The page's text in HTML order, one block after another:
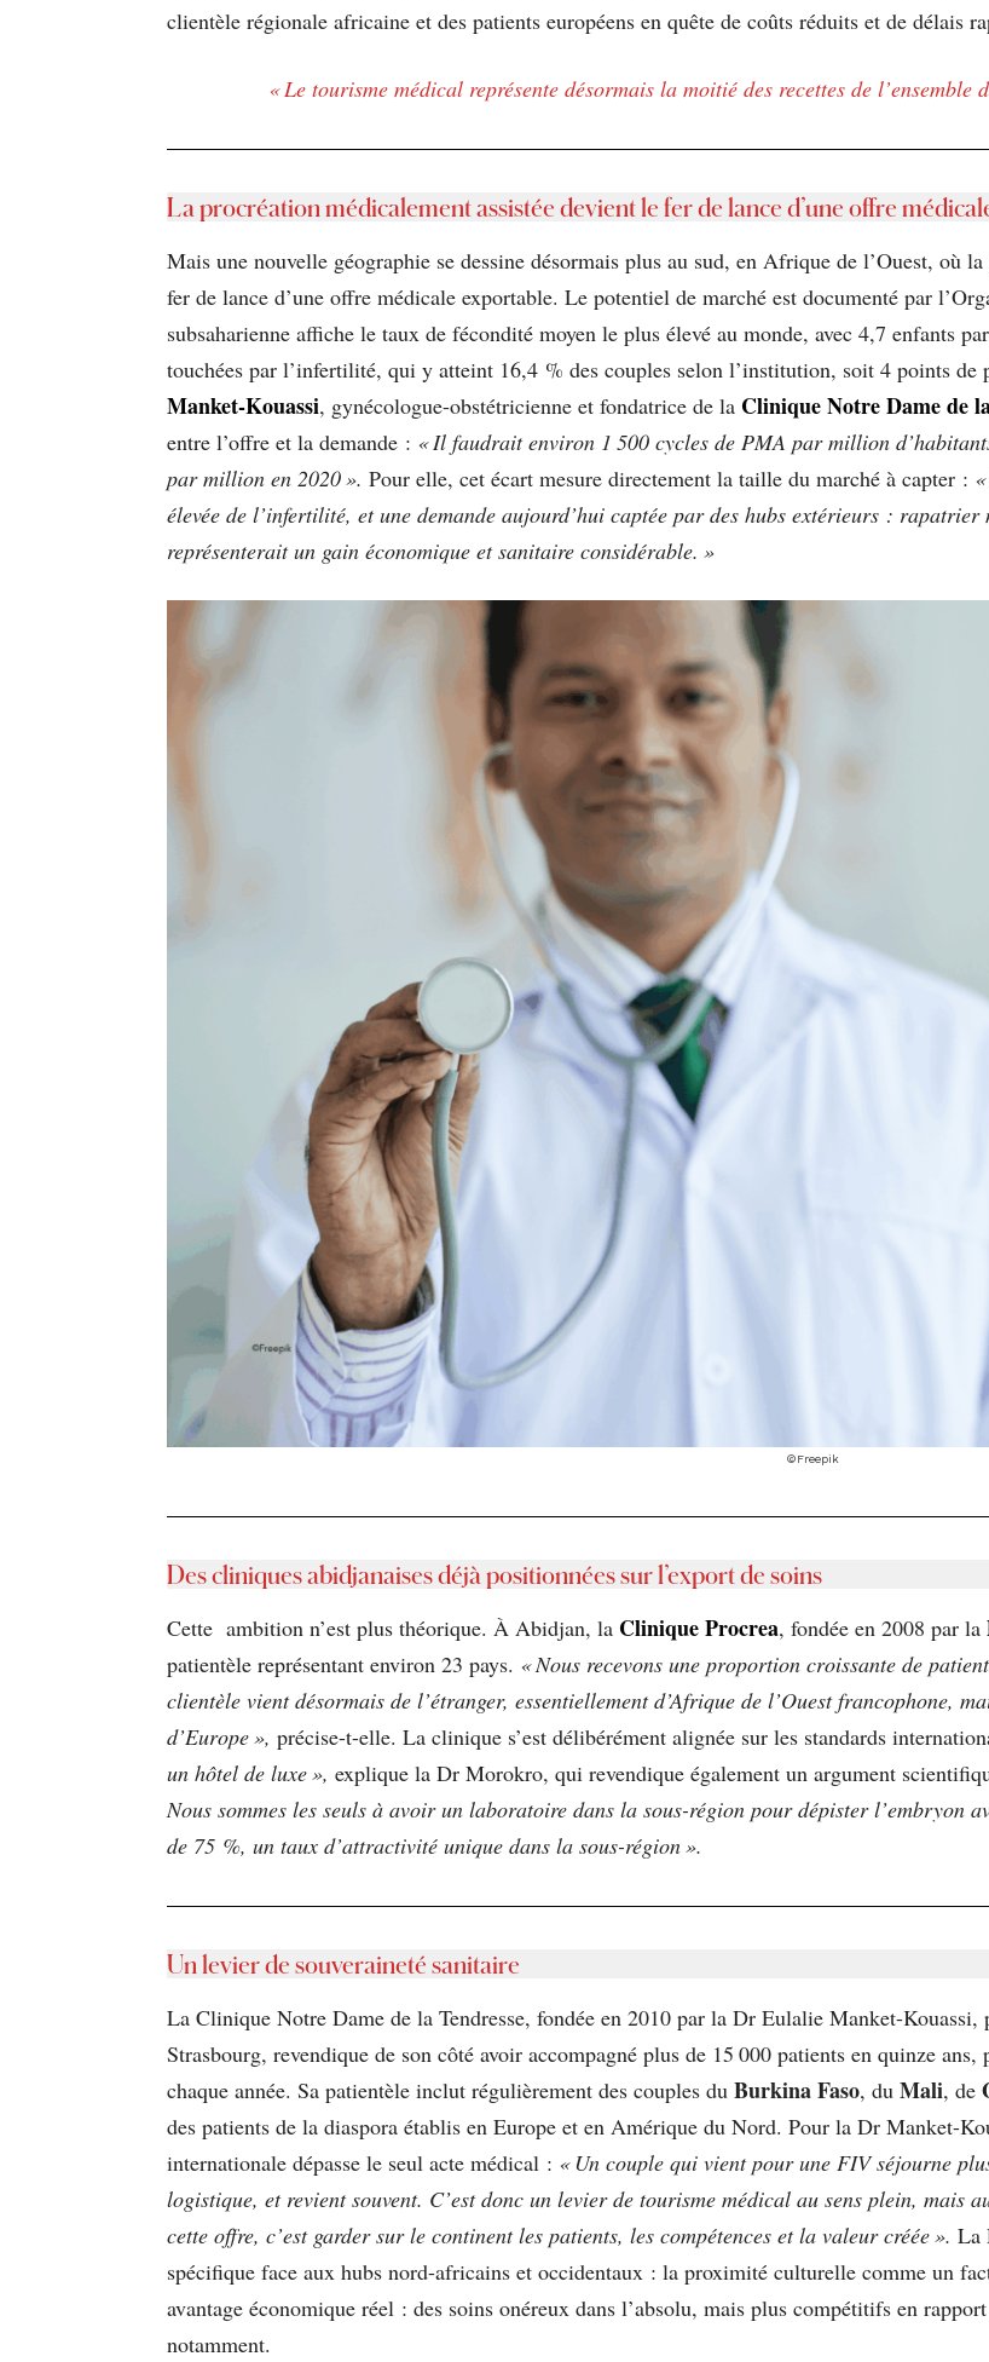
clientèle régionale africaine et des patients européens en quête de coûts réduits et de délais
« Le tourisme médical représente désormais la moitié des recettes de
La procréation médicalement assistée devient le fer de lance d’une offre
Mais une nouvelle géographie se dessine désormais plus au sud, en Afrique de l’Ouest, où
fer de lance d’une offre médicale exportable. Le potentiel de marché est documenté par
subsaharienne affiche le taux de fécondité moyen le plus élevé au monde, avec 4,7 enfants
touchées par l’infertilité, qui y atteint 16,4 % des couples selon l’institution, soit 4 points de
Manket-Kouassi, gynécologue-obstétricienne et fondatrice de la Clinique Notre Dame de
entre l’offre et la demande : « Il faudrait environ 1 500 cycles de PMA par million
par million en 2020 ». Pour elle, cet écart mesure directement la taille du marché à capter :
élevée de l’infertilité, et une demande aujourd’hui captée par des hubs extérieurs :
représenterait un gain économique et sanitaire considérable. »
©Freepik
Des cliniques abidjanaises déjà positionnées sur l’export de soins
Cette ambition n’est plus théorique. À Abidjan, la Clinique Procrea, fondée en 2008 par la
patientèle représentant environ 23 pays. « Nous recevons une proportion croissante de
clientèle vient désormais de l’étranger, essentiellement d’Afrique de l’Ouest francophone,
d’Europe », précise-t-elle. La clinique s’est délibérément alignée sur les standards
un hôtel de luxe », explique la Dr Morokro, qui revendique également un argument
Nous sommes les seuls à avoir un laboratoire dans la sous-région pour dépister l’embryon
de 75 %, un taux d’attractivité unique dans la sous-région ».
Un levier de souveraineté sanitaire
La Clinique Notre Dame de la Tendresse, fondée en 2010 par la Dr Eulalie Manket-
Strasbourg, revendique de son côté avoir accompagné plus de 15 000 patients en quinze
chaque année. Sa patientèle inclut régulièrement des couples du Burkina Faso, du Mali, de
des patients de la diaspora établis en Europe et en Amérique du Nord. Pour la Dr Manket-
internationale dépasse le seul acte médical : « Un couple qui vient pour une FIV séjourne
logistique, et revient souvent. C’est donc un levier de tourisme médical au sens plein, mais
cette offre, c’est garder sur le continent les patients, les compétences et la valeur créée ». La
spécifique face aux hubs nord-africains et occidentaux : la proximité culturelle comme un
avantage économique réel : des soins onéreux dans l’absolu, mais plus compétitifs en
notamment.